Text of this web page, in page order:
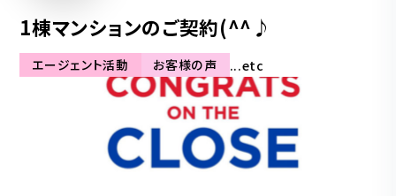
1棟マンションのご契約(^^♪
エージェント活動 お客様の声 ...etc